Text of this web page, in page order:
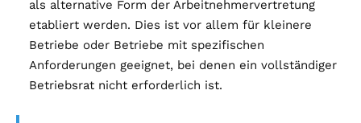
als alternative Form der Arbeitnehmervertretung
etabliert werden. Dies ist vor allem für kleinere
Betriebe oder Betriebe mit spezifischen
Anforderungen geeignet, bei denen ein vollständiger
Betriebsrat nicht erforderlich ist.